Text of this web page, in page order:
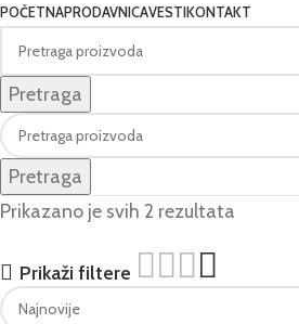
POČETNAPRODAVNICAVESTIKONTAKT
Pretraga
Pretraga
Prikazano je svih 2 rezultata
Prikaži filtere